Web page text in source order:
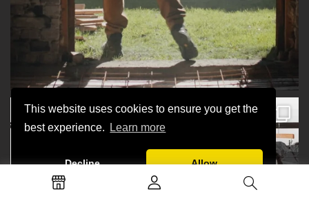
This website uses cookies to ensure you get the
best experience.
Learn more
Decline Allow